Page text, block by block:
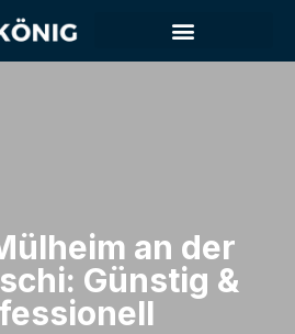
an der
Günstig &